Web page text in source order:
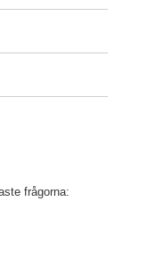
frågorna: